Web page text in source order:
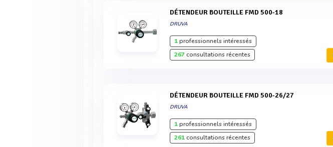
DÉTENDEUR BOUTEILLE FMD 500-18
DRUVA
1professionnels intéressés
267consultations récentes
DÉTENDEUR BOUTEILLE FMD 500-26/27
DRUVA
1professionnels intéressés
261consultations récentes